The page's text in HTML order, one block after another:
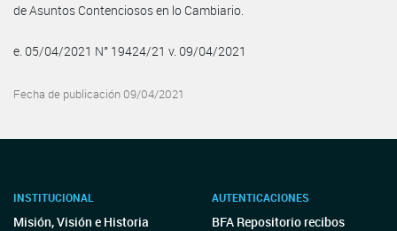
de Asuntos Contenciosos en lo Cambiario.
e. 05/04/2021 N° 19424/21 v. 09/04/2021
Fecha de publicación 09/04/2021
INSTITUCIONAL
Misión, Visión e Historia
AUTENTICACIONES
BFA Repositorio recibos